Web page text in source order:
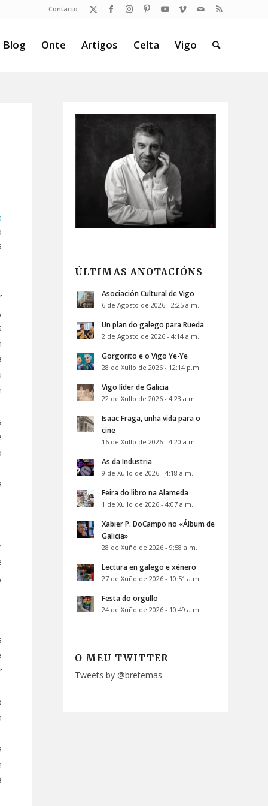
Contacto
Blog Onte Artigos Celta Vigo
,
ÚLTIMAS ANOTACIÓNS
Asociación Cultural de Vigo
6 de Agosto de 2026 - 2:25 a.m.
Un plan do galego para Rueda
2 de Agosto de 2026 - 4:14 a.m.
Gorgorito e o Vigo Ye-Ye
28 de Xullo de 2026 - 12:14 p.m.
Vigo líder de Galicia
22 de Xullo de 2026 - 4:23 a.m.
Isaac Fraga, unha vida para o
cine
16 de Xullo de 2026 - 4:20 a.m.
As da Industria
9 de Xullo de 2026 - 4:18 a.m.
Feira do libro na Alameda
1 de Xullo de 2026 - 4:07 a.m.
Xabier P. DoCampo no «Álbum de
Galicia»
28 de Xuño de 2026 - 9:58 a.m.
Lectura en galego e xénero
27 de Xuño de 2026 - 10:51 a.m.
Festa do orgullo
24 de Xuño de 2026 - 10:49 a.m.
O MEU TWITTER
Tweets by @bretemas